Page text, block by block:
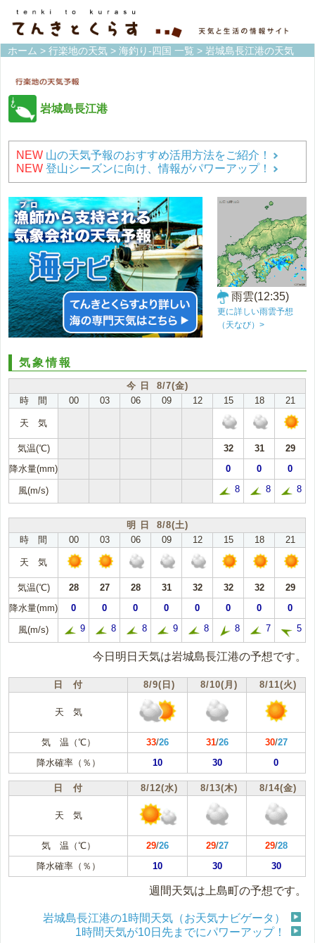
ホーム > 行楽地の天気 > 海釣り-四国 一覧 > 岩城島長江港の天気
岩城島長江港
NEW 山の天気予報のおすすめ活用方法をご紹介！
NEW 登山シーズンに向け、情報がパワーアップ！
雨雲(12:35)
更に詳しい雨雲予想
（天なび）>
気象情報
今 日 8/7(金)
時 間
00 03 06 09 12 15 18 21
天 気
気温(℃) 32 31
29
降水量(mm)
0 0 0
風(m/s) 8 8 8
明 日 8/8(土)
時 間
00 03 06 09 12 15 18 21
天 気
気温(℃) 28 27 28 31 32 32 32
29
降水量(mm)
0 0 0 0 0 0 0 0
風(m/s) 9 8 8 9 8 8 7 5
今日明日天気は岩城島長江港の予想です。
日 付 8/9(日) 8/10(月) 8/11(火)
天 気
気 温（℃） 33/26 31/26 30/27
降水確率（％）
10 30 0
日 付 8/12(水) 8/13(木) 8/14(金)
天 気
気 温（℃） 29/26 29/27 29/28
降水確率（％）
10 30 30
週間天気は上島町の予想です。
岩城島長江港の1時間天気（お天気ナビゲータ）
1時間天気が10日先までにパワーアップ！